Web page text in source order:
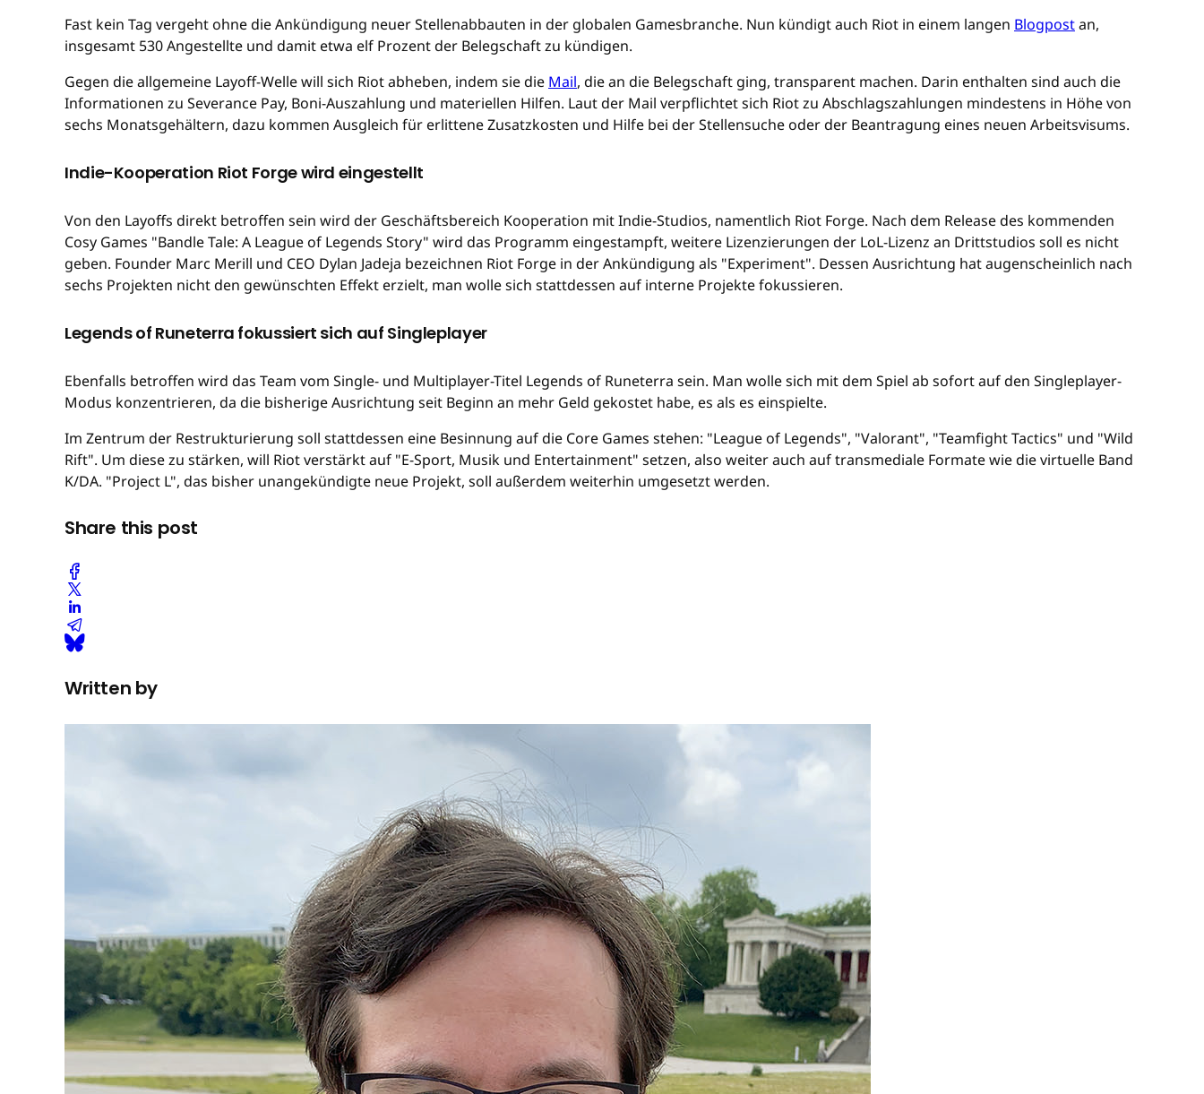
Fast kein Tag vergeht ohne die Ankündigung neuer Stellenabbauten in der globalen Gamesbranche. Nun kündigt auch Riot in einem langen Blogpostan,
insgesamt 530 Angestellte und damit etwa elf Prozent der Belegschaft zu kündigen.
Gegen die allgemeine Layoff-Welle will sich Riot abheben, indem sie die Mail, die an die Belegschaft ging, transparent machen. Darin enthalten sind auch die
Informationen zu Severance Pay, Boni-Auszahlung und materiellen Hilfen. Laut der Mail verpflichtet sich Riot zu Abschlagszahlungen mindestens in Höhe von
sechs Monatsgehältern, dazu kommen Ausgleich für erlittene Zusatzkosten und Hilfe bei der Stellensuche oder der Beantragung eines neuen Arbeitsvisums.
Indie-Kooperation Riot Forge wird eingestellt
Von den Layoffs direkt betroffen sein wird der Geschäftsbereich Kooperation mit Indie-Studios, namentlich Riot Forge. Nach dem Release des kommenden
Cosy Games "Bandle Tale: A League of Legends Story" wird das Programm eingestampft, weitere Lizenzierungen der LoL-Lizenz an Drittstudios soll es nicht
geben. Founder Marc Merill und CEO Dylan Jadeja bezeichnen Riot Forge in der Ankündigung als "Experiment". Dessen Ausrichtung hat augenscheinlich nach
sechs Projekten nicht den gewünschten Effekt erzielt, man wolle sich stattdessen auf interne Projekte fokussieren.
Legends of Runeterra fokussiert sich auf Singleplayer
Ebenfalls betroffen wird das Team vom Single- und Multiplayer-Titel Legends of Runeterra sein. Man wolle sich mit dem Spiel ab sofort auf den Singleplayer-
Modus konzentrieren, da die bisherige Ausrichtung seit Beginn an mehr Geld gekostet habe, es als es einspielte.
Im Zentrum der Restrukturierung soll stattdessen eine Besinnung auf die Core Games stehen: "League of Legends", "Valorant", "Teamfight Tactics" und "Wild
Rift". Um diese zu stärken, will Riot verstärkt auf "E-Sport, Musik und Entertainment" setzen, also weiter auch auf transmediale Formate wie die virtuelle Band
K/DA. "Project L", das bisher unangekündigte neue Projekt, soll außerdem weiterhin umgesetzt werden.
Share this post
Written by